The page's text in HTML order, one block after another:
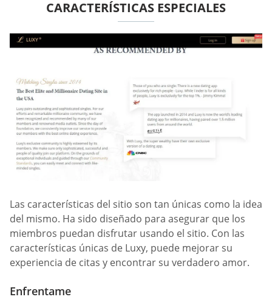
CARACTERÍSTICAS ESPECIALES
Las características del sitio son tan únicas como la idea
del mismo. Ha sido diseñado para asegurar que los
miembros puedan disfrutar usando el sitio. Con las
características únicas de Luxy, puede mejorar su
experiencia de citas y encontrar su verdadero amor.
Enfrentame